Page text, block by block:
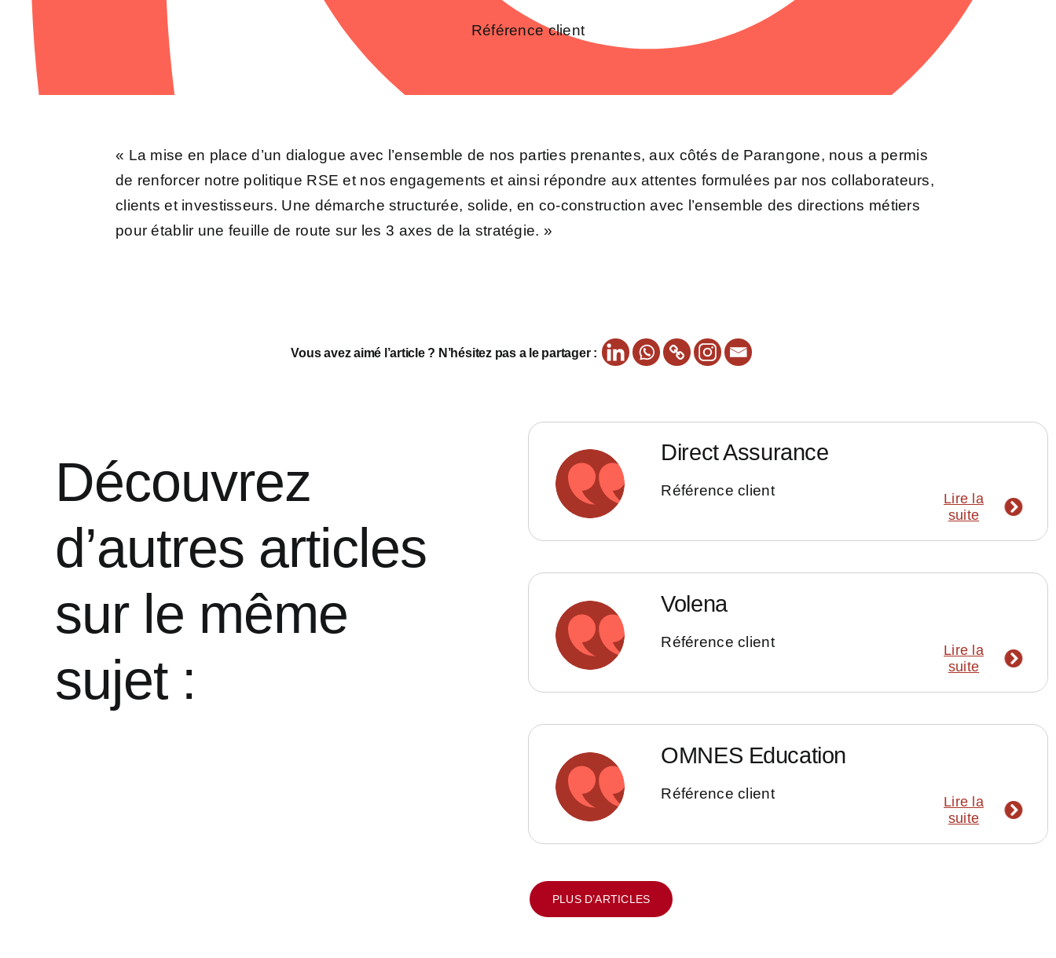
Référence client
« La mise en place d’un dialogue avec l’ensemble de nos parties prenantes, aux côtés de Parangone, nous a permis
de renforcer notre politique RSE et nos engagements et ainsi répondre aux attentes formulées par nos collaborateurs,
clients et investisseurs. Une démarche structurée, solide, en co-construction avec l’ensemble des directions métiers
pour établir une feuille de route sur les 3 axes de la stratégie. »
Vous avez aimé l’article ? N’hésitez pas a le partager :
Découvrez
d’autres articles
sur le même
sujet :
Direct Assurance
Référence client
Lire la
suite
Volena
Référence client
Lire la
suite
OMNES Education
Référence client
Lire la
suite
PLUS D’ARTICLES